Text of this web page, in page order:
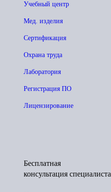
Учебный центр
Мед. изделия
Сертификация
Охрана труда
Лаборатория
Регистрация ПО
Лицензирование
Бесплатная
консультация специалиста